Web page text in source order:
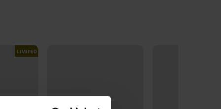
LIMITED